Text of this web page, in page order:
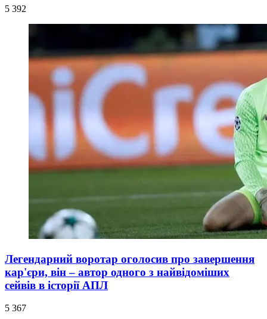
5 392
Легендарний воротар оголосив про завершення
кар'єри, він – автор одного з найвідоміших
сейвів в історії АПЛ
5 367